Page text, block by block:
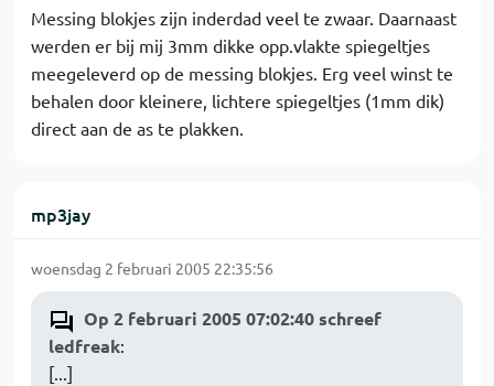
Messing blokjes zijn inderdad veel te zwaar. Daarnaast
werden er bij mij 3mm dikke opp.vlakte spiegeltjes
meegeleverd op de messing blokjes. Erg veel winst te
behalen door kleinere, lichtere spiegeltjes (1mm dik)
direct aan de as te plakken.
mp3jay
woensdag 2 februari 2005 22:35:56
Op 2 februari 2005 07:02:40 schreef
ledfreak:
[...]